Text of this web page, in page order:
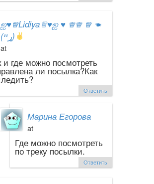
ஐ♥♕Lidiya♕♥ஐ ♥ ♕♕ ♕ ☚
(ړײ)
at
и где можно посмотреть
ли посылка?Как
Ответить
Марина Егорова
at
Где можно посмотреть
по треку посылки.
Ответить